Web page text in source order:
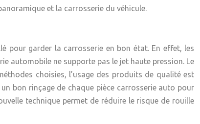
et la carrosserie du véhicule.
pour garder la carrosserie en bon état. En effet, les
automobile ne supporte pas le jet haute pression. Le
choisies, l’usage des produits de qualité est
bon rinçage de chaque pièce carrosserie auto pour
technique permet de réduire le risque de rouille